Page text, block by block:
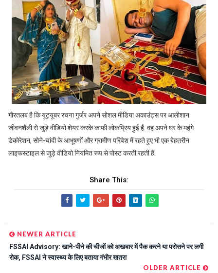
गौरतलब है कि यूट्यूबर रचना गुर्जर अपने सोशल मीडिया अकाउंट्स पर आलीशान
जीवनशैली से जुड़े वीडियो शेयर करके काफी लोकप्रिय हुई हैं. वह अपने घर के महंगे
डेकोरेशन, सोने-चांदी के आभूषणों और ग्रामीण परिवेश में रहते हुए भी एक बेहतरीन
लाइफस्टाइल से जुड़े वीडियो नियमित रूप से पोस्ट करती रहती हैं.
Share This:
NEWER ARTICLE
FSSAI Advisory: खाने-पीने की चीजों को अखबार में पैक करने या परोसने पर लगी
रोक, FSSAI ने स्वास्थ्य के लिए बताया गंभीर खतरा
OLDER ARTICLE